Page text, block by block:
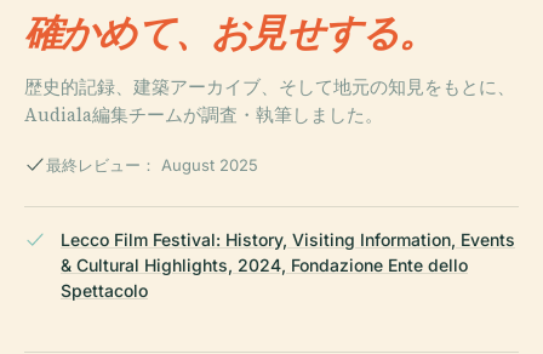
確かめて、お見せする。
歴史的記録、建築アーカイブ、そして地元の知見をもとに、
Audiala編集チームが調査・執筆しました。
最終レビュー： August 2025
Lecco Film Festival: History, Visiting Information, Events
& Cultural Highlights, 2024, Fondazione Ente dello
Spettacolo